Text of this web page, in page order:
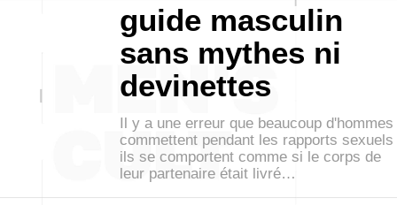
guide masculin
sans mythes ni
devinettes
Il y a une erreur que beaucoup d'hommes
commettent pendant les rapports sexuels
ils se comportent comme si le corps de
leur partenaire était livré…